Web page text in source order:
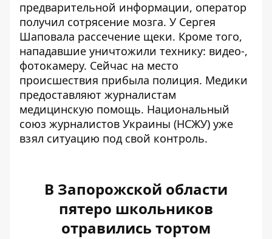
предварительной информации, оператор
получил сотрясение мозга. У Сергея
Шаповала рассечение щеки. Кроме того,
нападавшие уничтожили технику: видео-,
фотокамеру. Сейчас на место
происшествия прибыла полиция. Медики
предоставляют журналистам
медицинскую помощь. Национальный
союз журналистов Украины (НСЖУ) уже
взял ситуацию под свой контроль.
В Запорожской области
пятеро школьников
отравились тортом